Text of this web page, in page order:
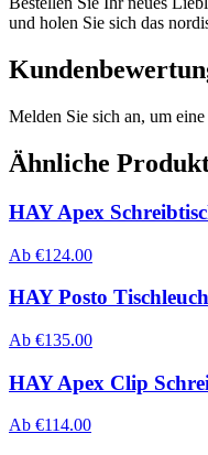
und holen Sie sich das
Melden Sie sich an, um
Ähnliche
HAY Apex
Ab €124.00
HAY Posto
Ab €135.00
HAY Apex Clip
Ab €114.00